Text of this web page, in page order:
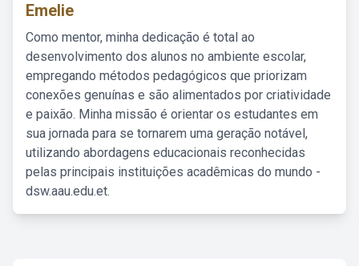
Emelie
Como mentor, minha dedicação é total ao
desenvolvimento dos alunos no ambiente escolar,
empregando métodos pedagógicos que priorizam
conexões genuínas e são alimentados por criatividade
e paixão. Minha missão é orientar os estudantes em
sua jornada para se tornarem uma geração notável,
utilizando abordagens educacionais reconhecidas
pelas principais instituições acadêmicas do mundo -
dsw.aau.edu.et.